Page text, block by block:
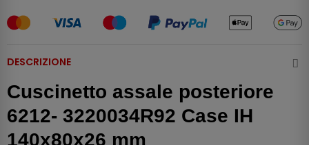
DESCRIZIONE
Cuscinetto assale posteriore
6212- 3220034R92 Case IH
140x80x26 mm